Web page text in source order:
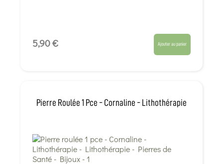
5,90 € Ajouter au panier
Pierre Roulée 1 Pce - Cornaline - Lithothérapie